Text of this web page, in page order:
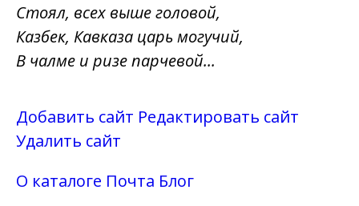
Стоял, всех выше головой,
Казбек, Кавказа царь могучий,
В чалме и ризе парчевой...
Добавить сайт Редактировать сайт
Удалить сайт
О каталоге Почта Блог